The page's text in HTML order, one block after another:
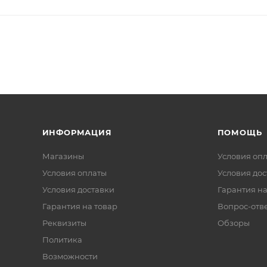
ИНФОРМАЦИЯ
Магазины
Условия оплаты
Условия доставки
Гарантия на товар
Реквизиты
Политика
Возможности
ПОМОЩЬ
Условия
Условия
Гарантия
Вопрос-
Обзоры